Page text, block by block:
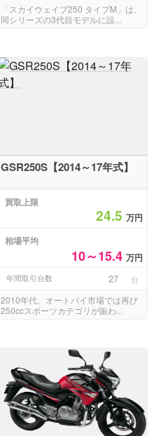
「スカイウェイブ250 タイプM」は、
同シリーズの3代目モデルに設...
GSR250S【2014～17年式】
買取上限
24.5 万円
相場平均
10～15.4 万円
年間取引台数 27 台
2010年代、オートバイ市場では再び
250ccスポーツカテゴリが賑わ...